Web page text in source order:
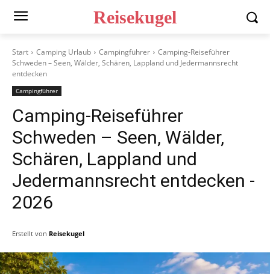
Reisekugel
Start Camping Urlaub Campingführer
Camping-Reiseführer
Schweden – Seen, Wälder, Schären, Lappland und Jedermannsrecht
entdecken
Campingführer
Camping-Reiseführer
Schweden – Seen, Wälder,
Schären, Lappland und
Jedermannsrecht entdecken -
2026
Erstellt von Reisekugel